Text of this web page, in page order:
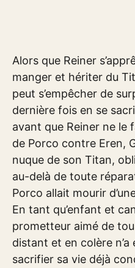
Alors que Reiner
manger et hériter du
peut s’empêcher de
dernière fois en se
avant que Reiner ne le
de Porco contre Eren,
nuque de son Titan,
au-delà de toute
Porco allait mourir
En tant qu’enfant et
prometteur aimé de
distant et en colère n’a
sacrifier sa vie déjà